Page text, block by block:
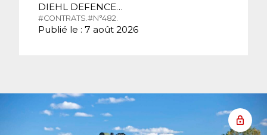
DIEHL DEFENCE…
#CONTRATS. #N°482.
Publié le : 7 août 2026